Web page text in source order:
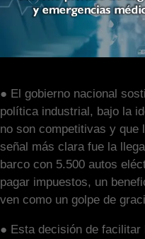
● El gobierno nacional
política industrial, bajo la
no son competitivas y que
señal más clara fue la
barco con 5.500 autos
pagar impuestos, un
ven como un golpe de
● Esta decisión de